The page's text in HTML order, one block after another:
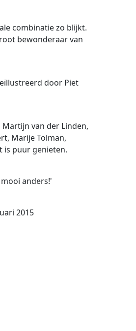
combinatie zo blijkt.
bewonderaar van
door Piet
Martijn van der Linden,
Marije Tolman,
is puur genieten.
anders!'
2015